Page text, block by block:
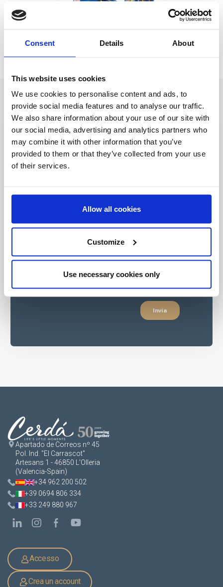
Consent Details About
This website uses cookies
We use cookies to personalise content and ads, to
provide social media features and to analyse our traffic.
We also share information about your use of our site with
our social media, advertising and analytics partners who
may combine it with other information that you’ve
provided to them or that they’ve collected from your use
of their services.
Allow all cookies
Customize
Use necessary cookies only
BRIEFCASE PAW PATROL
Sii il primo a
saperlo
Apartado de Correos nº 45
Pol. Ind. "El Carrascot"
Artesans 1 - 46850 L'Olleria
(Valencia-Spain)
+34 962 200 502
+39 0694 806 334
+33 249 880 967
Accesso
Crea un account